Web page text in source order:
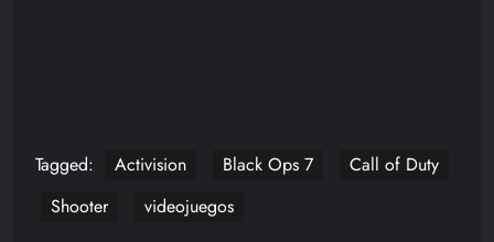
Tagged: Activision Black Ops 7
Call of Duty
Shooter
videojuegos